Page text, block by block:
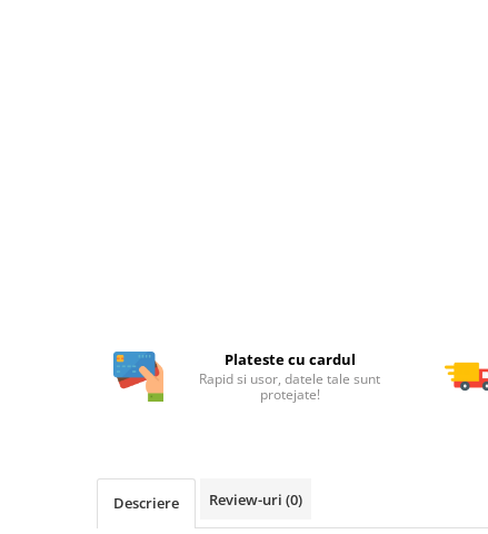
Plateste cu cardul
Rapid si usor, datele tale sunt
protejate!
Descriere Review-uri (0)